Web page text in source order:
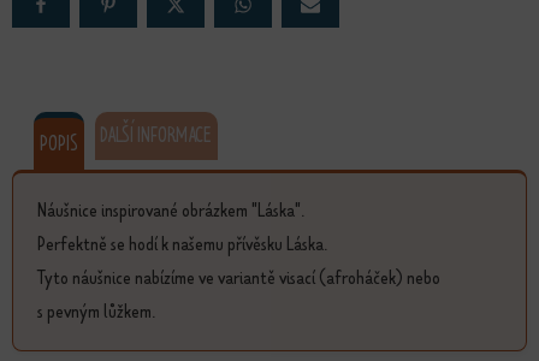
POPIS DALŠÍ INFORMACE
Náušnice inspirované obrázkem "Láska".
Perfektně se hodí k našemu přívěsku Láska.
Tyto náušnice nabízíme ve variantě visací (afroháček) nebo
s pevným lůžkem.